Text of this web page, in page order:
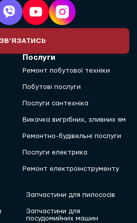
ЗВ’ЯЗАТИСЬ
Послуги
Ремонт побутової техніки
Побутові послуги
Послуги сантехніка
Викачка вигрібних, зливних ям
Ремонтно-будівельні послуги
Послуги електрика
Ремонт електроінструменту
Запчастини для пилососів
Запчастини для
посудомийних машин